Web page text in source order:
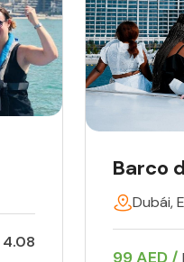
4.08
Barco
Dubái,
99 AED /